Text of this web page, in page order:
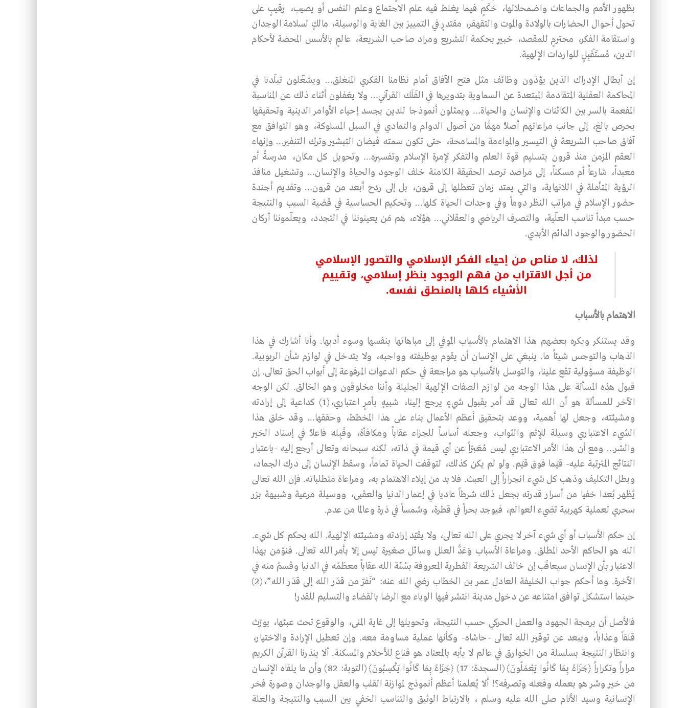
بظهور الأمم والجماعات واضمحلالها، حَكَمٍ فيما يغلط فيه علم الاجتماع وعلم النفس أو يصيب، رقيبٍ على
تحول أحـوال الحضارات بالولادة والموت والتقهقر، مقتدرٍ في التمييز بين الغاية والوسيلة، مالكٍ لسلامة الوجدان
واسـتقامة الفكر، محترمٍ للمقصد، خبيرٍ بحكمة التشريع ومراد صاحب الشـريعة، عالمٍ بالأسس المحضة لأحكام
الدين، مُستَقْبِلٍ للواردات الإلهية.
إن أبطال الإدراك الذيـن يؤدّون وظائف مثل فتح الآفاق أمام نظامنا الفكري المنغلق… ويشغّلون تبلّدنا في
المحاكمة العقلية المتقادمة المبتعدة عن السماوية بتدويرها في الفَلَك القرآني… ولا يغفلون أثناء ذلك عن المناسبة
المفعمة بالسر بين الكائنات والإنسان والحياة… ويمثلون أنموذجا للدين يجسد إحياء الأوامر الدينية وتحقيقها
بحرص بالغ، إلى جانب مراعاتهم أصلاً مهمًّا من أصول الدوام والتمادي في السبل المسلوكة، وهو التوافق مع
آفاق صاحب الشريعة في التيسير والمواءمة والمسامحة، حتى تكون سمته فيضان التبشير وترك التنفير… وإنهاء
العقم المزمن منذ قرون بتسليم قوة العلم والتفكر لإمرة الإسلام وتفسيره… وتحويل كل مكان، مدرسةً أم
معبداً، شارعاً أم مسكناً، إلى مراصد ترصد الحقيقة الكامنة خلف الوجود والحياة والإنسان… وتشغيل منافذ
الرؤية المتأملة في اللانهاية، والتي يمتد زمان تعطلها إلى قرون، بل إلى ردح أبعد من قرون… وتقديم أجندة
حضور الإسلام في مراتب النظر دوماً وفي وحدات الحياة كلها… وتحكيم الحساسية في قضية السبب والنتيجة
حسب مبدأ تناسب العلّية، والتصرف الرياضي والعقلاني… هؤلاء، هم مَن يعينوننا في التجدد، ويعلّموننا أركان
الحضور والوجود الدائم الأبدي.
لذلك، لا مناص من إحياء الفكر الإسلامي والتصور الإسلامي
من أجل الاقتراب من فهم الوجود بنظر إسلامي، وتقييم
الأشياء كلها بالمنطق نفسه.
الاهتمام بالأسباب
وقـد يستنكر ويكره بعضهم هـذا الاهتمام بالأسباب المُوفي إلى مباهاتها بنفسها وسوء أدبها. وأنا أشارك في هذا
الذهاب والتوجس شيئاً ما. ينبغي على الإنسان أن يقوم بوظيفته وواجبه، ولا يتدخل في لوازم شأن الربوبية.
الوظيفة مسؤولية تقع علينا، والتوسـل بالأسباب هـو مراجعة في حكم الدعوات المرفوعة إلى أبواب الحق تعالى. إن
قبول هذه المسألة على هـذا الوجه من لوازم الصفات الإلهية الجليلة وأننا مخلوقون وهو الخالق. لكن الوجه
الآخـر للمسألة هو أن الله تعالى قد أمر بقبول شيءٍ يرجع إلينا، شبيهٍ بأمرٍ اعتباري،(1) كداعية إلى إرادته
ومشيئته، وجعل لها أهمية، ووعد بتحقيق أعظم الأعمال بنـاء على هذا المخطط، وحققها… وقـد خلق هـذا
الشيء الاعتباري وسيلة للإثم والثواب، وجعله أساساً للجزاء عقاباً ومكافأة، وقَبِله فاعلاً في إسناد الخير
والشر… ومع أن هذا الأمر الاعتباري ليس مُعَبّراً عن أي قيمة في ذاته، لكنه سبحانه وتعالى أرجع إليه -باعتبار
النتائج المترتبة عليه- قيَما فوق قيَم. ولو لم يكن كذلك، لتوقفت الحياة تماماً، وسقط الإنسان إلى درك الجماد،
وبطل التكليف وذهب كل شيء انجراراً إلى العبث. فلا بد من إيلاء الاهتمام به، ومراعاة متطلباته. فإن الله تعالى
يُظهر بُعدا خفيا من أسرار قدرته بجعل ذلك شرطاً عاديا في إعمار الدنيا والعقبى، ووسيلة مرعية وشبيهة بزر
سحري لعملية كهربية تضيء العوالم، فيوجد بحراً في قطرة، وشمساً في ذرة وعالما من عدم.
إن حكم الأسباب أو أي شيء آخر لا يجري على الله تعالى، ولا يقيّد إرادته ومشيئته الإلهية. الله يحكم كل شيء.
الله هو الحاكم الأحد المطلق. ومراعاة الأسباب وَعَدُّ العلل وسائل صغيرة ليس إلاّ بأمر الله تعالى. فنؤمن بهذا
الاعتبار بأن الإنسان سيعاقَب إن خالف الشريعة الفطرية المعروفة بسُنّة الله عقاباً معظمُه في الدنيا وقسمُ منه في
الآخرة. وما أحكم جواب الخليفة العادل عمر بن الخطاب رضي الله عنه: “نَفرّ من قدَر الله إلى قدَر الله”،(2)
حينما استشكل توافق امتناعه عن دخول مدينة انتشر فيها الوباء مع الرضا بالقضاء والتسليم للقدر!
فالأصـل أن برمجة الجهود والعمل الحركي حسب النتيجة، وتحويلها إلى غاية المنى، والوقوع تحت عبئها، يورّث
قلقاً وعذاباً، ويبعد عن توقير الله تعالى -حاشاه- وكأنها عملية مساومة معه. وإن تعطيل الإرادة والاختيار،
وانتظار النتيجة بسلسلة من الخوارق في عالم لا يأبه بالمعتاد هو قناع للأحلام والمسكنة. ألا ينذرنا القرآن الكريم
مراراً وتكراراً ﴿جَزَاءً بِمَا كَانُوا يَعْمَلُونَ﴾ (السجدة: 17) ﴿جَزَاءً بِمَا كَانُوا يَكْسِبُونَ﴾ (التوبة: 82) وأن ما يلقاه الإنسان
من خير وشر هو بعمله وفعله وتصرفه؟! ألا يُعلمنا أعظم أنموذج لموازنة القلب والعقل والوجدان وصورة فخر
الإنسانية وسيد الأنام صلى الله عليه وسلم ، بالارتباط الوثيق والتناسب الخفي بين السبب والنتيجة والعلة